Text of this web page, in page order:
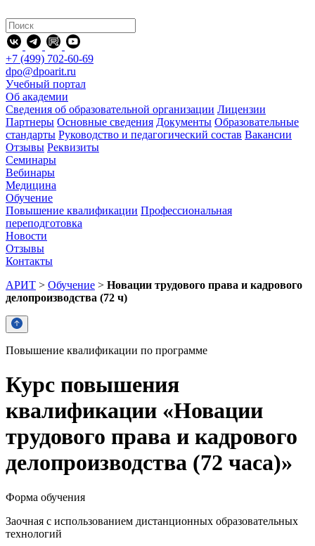
+7 (499) 702-60-69
dpo@dpoarit.ru
Учебный портал
Об академии
Сведения об образовательной организации Лицензии
Партнеры Основные сведения Документы Образовательные
стандарты Руководство и педагогический состав Вакансии
Отзывы Реквизиты
Семинары
Вебинары
Медицина
Обучение
Повышение квалификации Профессиональная
переподготовка
Новости
Отзывы
Контакты
АРИТ > Обучение > Новации трудового права и кадрового
делопроизводства (72 ч)
Повышение квалификации по программе
Курс повышения
квалификации «Новации
трудового права и кадрового
делопроизводства (72 часа)»
Форма обучения
Заочная с использованием дистанционных образовательных
технологий